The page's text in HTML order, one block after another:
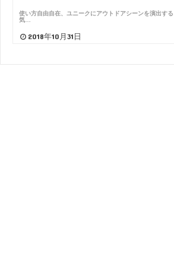
使い方自由自在、ユニークにアウトドアシーンを演出す
気…
2018年10月31日